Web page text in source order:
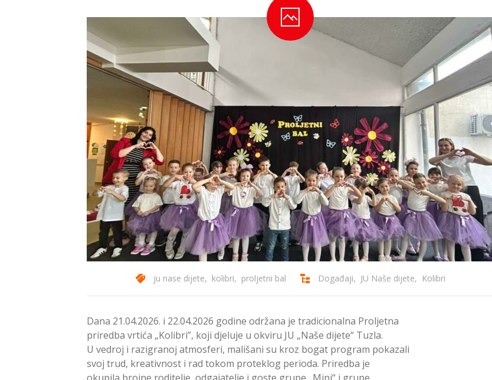
ju nase dijete, kolibri, proljetni bal Događaji, JU Naše dijete, Kolibri
Dana 21.04.2026. i 22.04.2026 godine održana je tradicionalna Proljetna
priredba vrtića „Kolibri”, koji djeluje u okviru JU „Naše dijete“ Tuzla.
U vedroj i razigranoj atmosferi, mališani su kroz bogat program pokazali
svoj trud, kreativnost i rad tokom proteklog perioda. Priredba je